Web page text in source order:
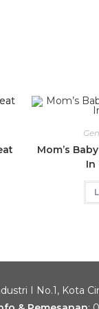
Mom’s
In
I No.1, Kota